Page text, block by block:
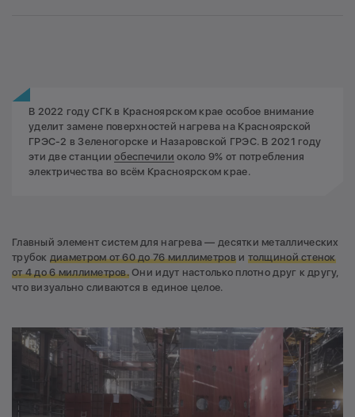
В 2022 году СГК в Красноярском крае особое внимание
уделит замене поверхностей нагрева на Красноярской
ГРЭС-2 в Зеленогорске и Назаровской ГРЭС. В 2021 году
эти две станцииобеспечили около 9% от потребления
электричества во всём Красноярском крае.
Главный элемент систем для нагрева — десятки металлических
трубок диаметром от 60 до 76 миллиметрови толщиной стенок
от 4 до 6 миллиметров.Они идут настолько плотно друг к другу,
что визуально сливаются в единое целое.